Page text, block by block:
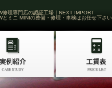
修理専門店の認証工場｜NEXT IMPORT
とミニ MINIの整備・修理・車検はお任せ下さい